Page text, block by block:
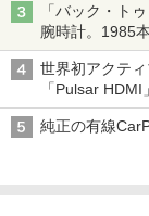
「バック・ト
腕時計。1985
世界初アクテ
「Pulsar
純正の有線